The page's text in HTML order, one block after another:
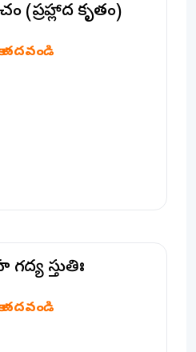
(ప్రహ్లాద కృతం)
చదవండి
గద్య స్తుతిః
గద్య స్తుతిః
చదవండి